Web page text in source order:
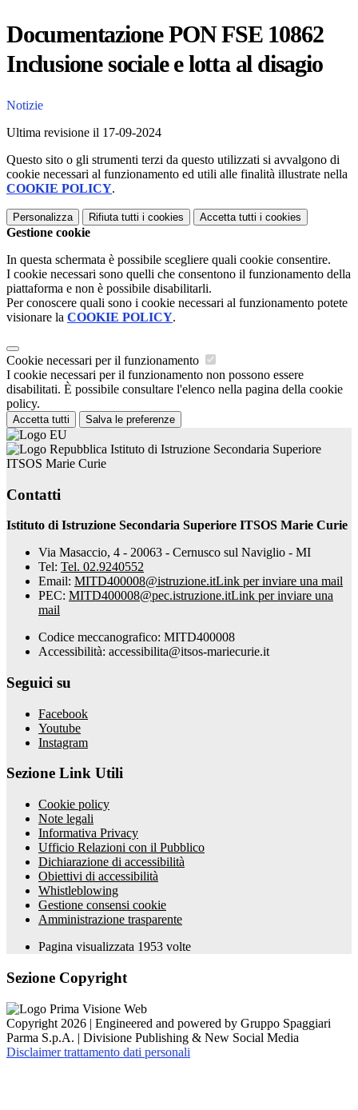
Documentazione PON FSE 10862
Inclusione sociale e lotta al disagio
Notizie
Ultima revisione il 17-09-2024
Questo sito o gli strumenti terzi da questo utilizzati si avvalgono di
cookie necessari al funzionamento ed utili alle finalità illustrate nella
COOKIE POLICY.
Personalizza Rifiuta tutti i cookies Accetta tutti i cookies
Gestione cookie
In questa schermata è possibile scegliere quali cookie consentire.
I cookie necessari sono quelli che consentono il funzionamento della
piattaforma e non è possibile disabilitarli.
Per conoscere quali sono i cookie necessari al funzionamento potete
visionare la COOKIE POLICY.
Cookie necessari per il funzionamento
I cookie necessari per il funzionamento non possono essere
disabilitati. È possibile consultare l'elenco nella pagina della cookie
policy.
Accetta tutti Salva le preferenze
Istituto di Istruzione Secondaria Superiore
ITSOS Marie Curie
Contatti
Istituto di Istruzione Secondaria Superiore ITSOS Marie Curie
Via Masaccio, 4 - 20063 - Cernusco sul Naviglio - MI
Tel: Tel. 02.9240552
Email: MITD400008@istruzione.itLink per inviare una mail
PEC: MITD400008@pec.istruzione.itLink per inviare una
mail
Codice meccanografico: MITD400008
Accessibilità: accessibilita@itsos-mariecurie.it
Seguici su
Facebook
Youtube
Instagram
Sezione Link Utili
Cookie policy
Note legali
Informativa Privacy
Ufficio Relazioni con il Pubblico
Dichiarazione di accessibilità
Obiettivi di accessibilità
Whistleblowing
Gestione consensi cookie
Amministrazione trasparente
Pagina visualizzata 1953 volte
Sezione Copyright
Copyright 2026 | Engineered and powered by Gruppo Spaggiari
Parma S.p.A. | Divisione Publishing & New Social Media
Disclaimer trattamento dati personali